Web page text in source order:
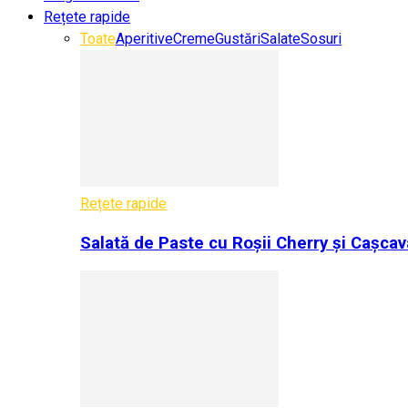
Rețete rapide
ToateAperitiveCremeGustăriSalateSosuri
Rețete rapide
Salată de Paste cu Roșii Cherry și